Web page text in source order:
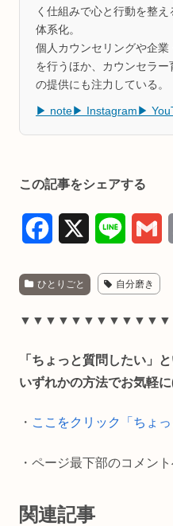
く仕組みで心と行動を整
体系化。
個人カウンセリングや企
を行うほか、カウンセラ
の提供にも注力している。
▶ note▶ Instagram ▶
この記事をシェアする
c
e
o
n
e i
ひとりごと 自分磨き
「ちょっと質問したい」
いずれかの方法でお気軽に
・ ここをクリック「ちょ
・ページ最下部のコメン
関連記事